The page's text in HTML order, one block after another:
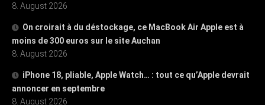
8. August 2026
On croirait à du déstockage, ce MacBook Air Apple est à
moins de 300 euros sur le site Auchan
8. August 2026
iPhone 18, pliable, Apple Watch… : tout ce qu’Apple devrait
annoncer en septembre
8. August 2026